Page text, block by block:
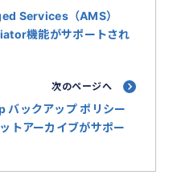
Services（AMS）
機能がサポートされ
次のページへ
バックアップ ポリシー
トアーカイブがサポー